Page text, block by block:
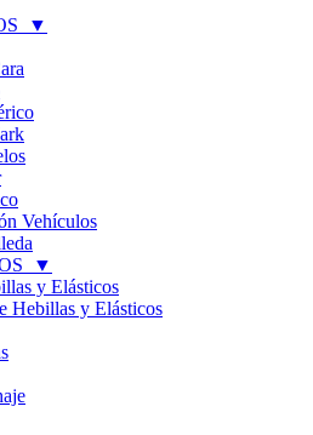
▼
Vehículos
▼
y Elásticos
Hebillas y Elásticos